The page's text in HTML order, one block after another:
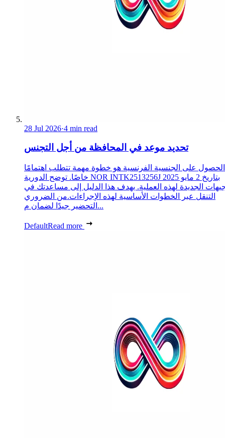
28 Jul 2026·4 min read
تحديد موعد في المحافظة من أجل التجنس
الحصول على الجنسية الفرنسية هو خطوة مهمة تتطلب اهتمامًا
خاصًا. توضح الدورية NOR INTK2513256J بتاريخ 2 مايو 2025
الجديدة لهذه العملية. يهدف هذا الدليل إلى مساعدتك في
التنقل عبر الخطوات الأساسية لهذه الإجراءات.من الضروري
التحضير جيدًا لضمان م...
DefaultRead more